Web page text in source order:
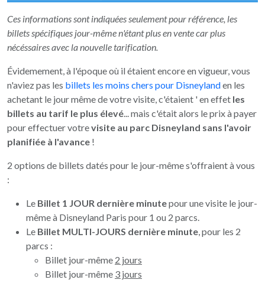
Ces informations sont indiquées seulement pour référence, les
billets spécifiques jour-même n'étant plus en vente car plus
nécéssaires avec la nouvelle tarification.
Évidemement, à l'époque où il étaient encore en vigueur, vous
n'aviez pas les billets les moins chers pour Disneylanden les
achetant le jour même de votre visite, c'étaient ' en effet les
billets au tarif le plus élevé ... mais c'était alors le prix à payer
pour effectuer votrevisite au parc Disneyland sans l'avoir
planifiée à l'avance !
2 options de billets datés pour le jour-même s'offraient à vous
:
Le Billet 1 JOUR dernière minutepour une visite le jour-
même à Disneyland Paris pour 1 ou 2 parcs.
Le Billet MULTI-JOURS dernière minute , pour les 2
parcs :
Billet jour-même 2 jours
Billet jour-même 3 jours